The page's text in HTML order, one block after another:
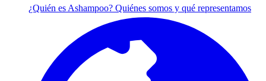
¿Quién es Ashampoo? Quiénes somos y qué representamos